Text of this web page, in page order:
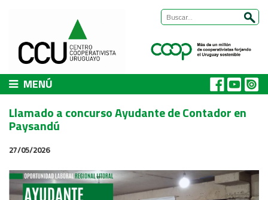
MENÚ
Presentación
Autoridades y equipo
ÁREAS DE TRABAJO
Cómo trabajamos
Llamado a concurso Ayudante de Contador en
Paysandú
27/05/2026